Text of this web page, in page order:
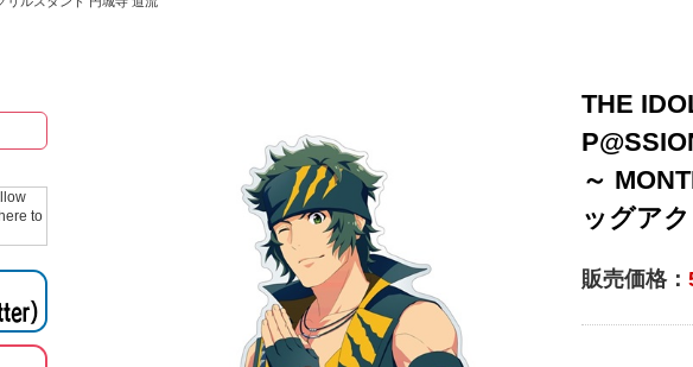
ゲーム
パックマン
to
THE
～
ッグア
販売価格：